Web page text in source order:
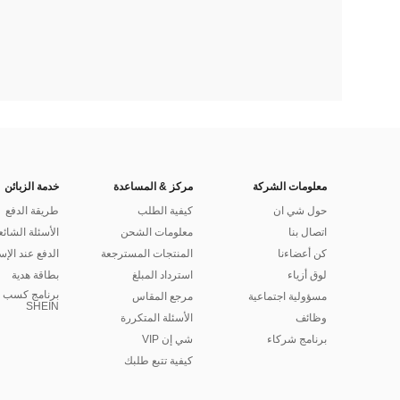
معلومات الشركة
حول شي ان
اتصال بنا
كن أعضاءنا
لوق أزياء
مسؤولية اجتماعية
وظائف
برنامج شركاء
مركز & المساعدة
كيفية الطلب
معلومات الشحن
المنتجات المسترجعة
استرداد المبلغ
مرجع المقاس
الأسئلة المتكررة
شي إن VIP
كيفية تتبع طلبك
خدمة الزبائن
طريقة الدفع
الأسئلة
الدفع عند
بطاقة هدية
برنامج كسب
SHEIN